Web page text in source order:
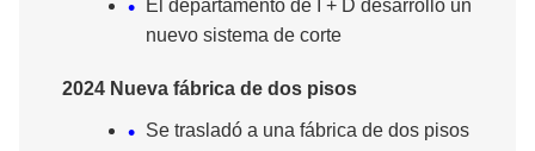
El departamento de I + D desarrolló un
nuevo sistema de corte
2024 Nueva fábrica de dos pisos
Se trasladó a una fábrica de dos pisos